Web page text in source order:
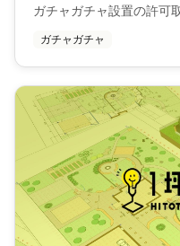
ガチャガチャ設置の許可
ガチャガチャ